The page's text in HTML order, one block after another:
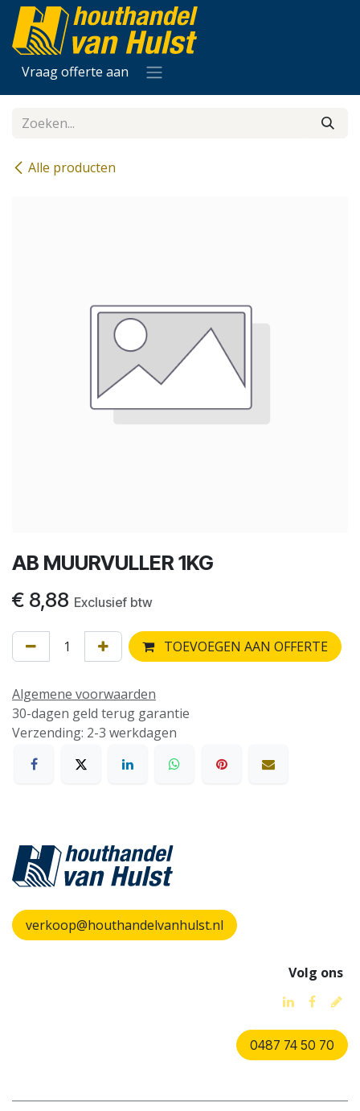
Overslaan naar inhoud
Vraag offerte aan
Alle producten
AB MUURVULLER 1KG
€ 8,88 Exclusief btw
TOEVOEGEN AAN OFFERTE
Algemene voorwaarden
30-dagen geld terug garantie
Verzending: 2-3 werkdagen
verkoop@houthandelvanhulst.nl
Volg ons
0487 74 50 70